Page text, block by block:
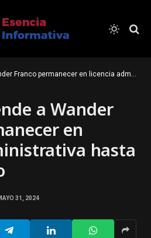
permanecer en licencia administrativa hasta el 14 de julio
a Wander
en
hasta
31, 2024